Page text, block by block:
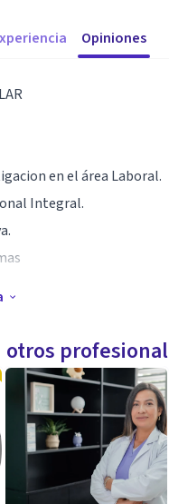
Opiniones
en el área Laboral.
Integral.
Potenciando el
otros